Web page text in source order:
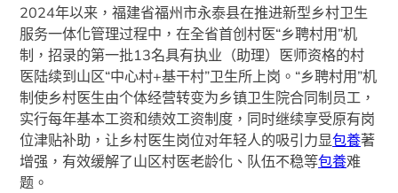
2024年以来，福建省福州市永泰县在推进新型乡村卫生
服务一体化管理过程中，在全省首创村医“乡聘村用”机
制，招录的第一批13名具有执业（助理）医师资格的村
医陆续到山区“中心村+基干村”卫生所上岗。“乡聘村用”机
制使乡村医生由个体经营转变为乡镇卫生院合同制员工，
实行每年基本工资和绩效工资制度，同时继续享受原有岗
位津贴补助，让乡村医生岗位对年轻人的吸引力显包養著
增强，有效缓解了山区村医老龄化、队伍不稳等包養难
题。